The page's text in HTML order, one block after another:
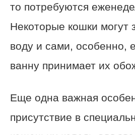
то потребуются
Некоторые кошки могут
воду и сами, особенно,
ванну принимает их
Еще одна важная
присутствие в